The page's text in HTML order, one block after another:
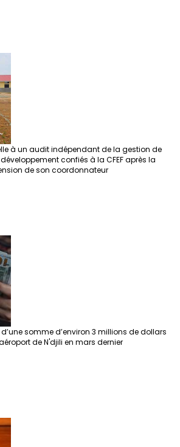
à un audit indépendant de la gestion de
confiés à la CFEF après la
de son coordonnateur
somme d’environ 3 millions de dollars
de N'djili en mars dernier